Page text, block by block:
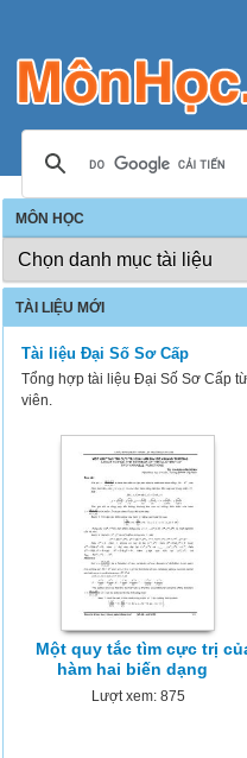
MÔN HỌC
TÀI LIỆU MỚI
Tài liệu Đại Số Sơ Cấp
Tổng hợp tài liệu Đại Số Sơ Cấp
viên.
Một quy tắc tìm cực trị
hàm hai biến dạng
Lượt xem: 875